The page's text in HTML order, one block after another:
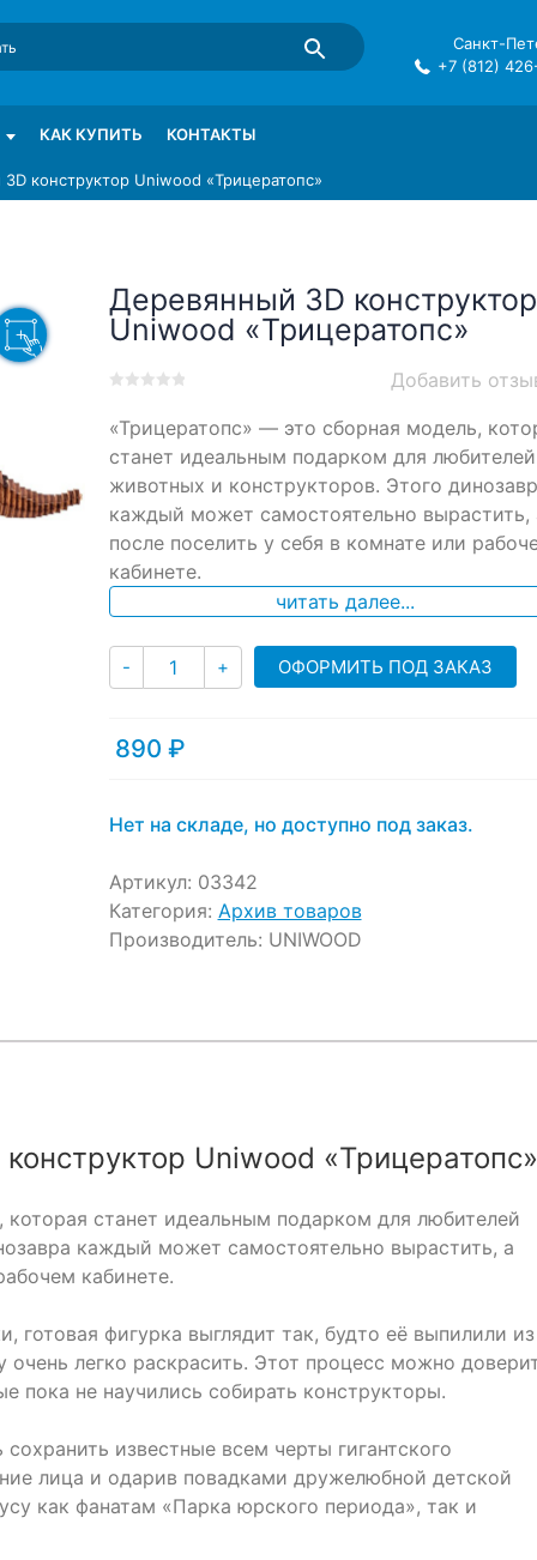
в СПб
Санкт-
+7 (812)
КАК КУПИТЬ КОНТАКТЫ
конструктор Uniwood «Трицератопс»
Деревянный 3D конструктор
Uniwood «Трицератопс»
out
on
customer
ratings
Добавить
«Трицератопс» — это сборная модель,
станет идеальным подарком для любителей
животных и конструкторов. Этого
каждый может самостоятельно вырастить,
после поселить у себя в комнате или
кабинете.
читать далее...
- Количество
+ ОФОРМИТЬ ПОД ЗАКАЗ
890 ₽
Нет на складе, но доступно под заказ.
Артикул: 03342
Категория: Архив товаров
Производитель: UNIWOOD
Uniwood
станет идеальным подарком для любителей
каждый может самостоятельно вырастить, а
кабинете.
готовая фигурка выглядит так, будто её выпилили из
очень легко раскрасить. Этот процесс можно
не научились собирать конструкторы.
известные всем черты гигантского
лица и одарив повадками дружелюбной детской
как фанатам «Парка юрского периода», так и